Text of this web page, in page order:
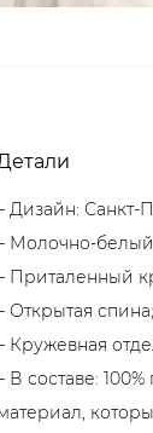
Дизайн: Санкт-
Молочно-белый
Приталенный
Открытая спина;
Кружевная
В составе: